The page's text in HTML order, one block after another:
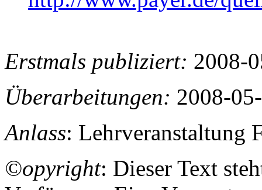
Erstmals publiziert: 2008-
Überarbeitungen: 2008-
Anlass: Lehrveranstaltung
©opyright: Dieser Text